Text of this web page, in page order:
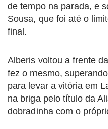
de tempo na parada, e
Sousa, que foi até o
final.
Alberis voltou a frente
fez o mesmo,
para levar a vitória em
na briga pelo título da
dobradinha com o